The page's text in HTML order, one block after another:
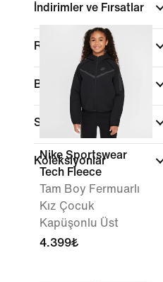
İndirimler ve Fırsatlar
Renk
Beden/Numara Aralığı
Spor
Koleksiyonlar
Nike Sportswear
Tech Fleece
Tam Boy Fermuarlı
Kız Çocuk
Kapüşonlu Üst
4.399₺